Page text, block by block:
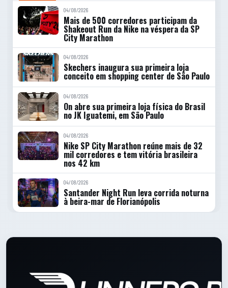
04/08/2026
Mais de 500 corredores participam da
Shakeout Run da Nike na véspera da SP
City Marathon
04/08/2026
Skechers inaugura sua primeira loja
conceito em shopping center de São Paulo
04/08/2026
On abre sua primeira loja física do Brasil
no JK Iguatemi, em São Paulo
04/08/2026
Nike SP City Marathon reúne mais de 32
mil corredores e tem vitória brasileira
nos 42 km
04/08/2026
Santander Night Run leva corrida noturna
à beira-mar de Florianópolis
Rodape do site